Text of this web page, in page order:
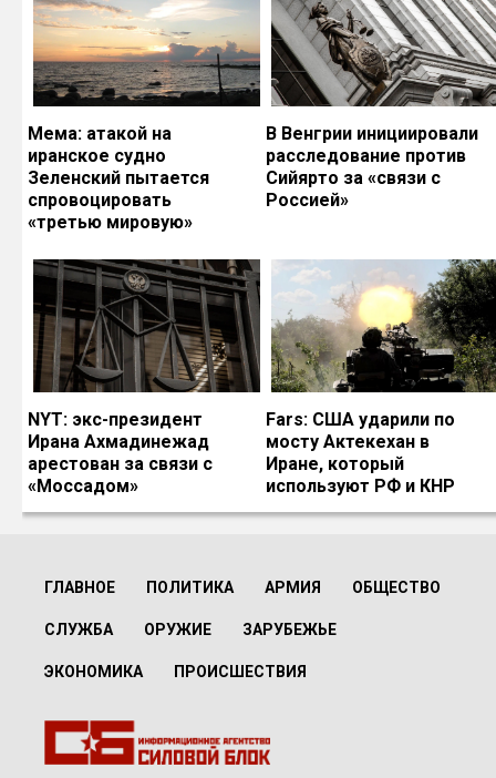
Мема: атакой на
иранское судно
Зеленский пытается
спровоцировать
«третью мировую»
В Венгрии инициировали
расследование против
Сийярто за «связи с
Россией»
NYT: экс-президент
Ирана Ахмадинежад
арестован за связи с
«Моссадом»
Fars: США ударили по
мосту Актекехан в
Иране, который
используют РФ и КНР
ГЛАВНОЕ ПОЛИТИКА АРМИЯ ОБЩЕСТВО
СЛУЖБА ОРУЖИЕ ЗАРУБЕЖЬЕ
ЭКОНОМИКА ПРОИСШЕСТВИЯ